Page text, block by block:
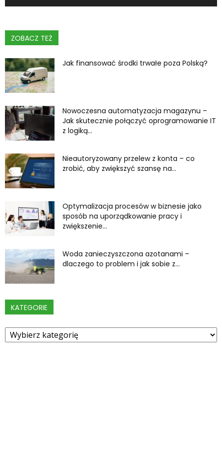
ZOBACZ TEŻ
Jak finansować środki trwałe poza Polską?
Nowoczesna automatyzacja magazynu –
Jak skutecznie połączyć oprogramowanie IT
z logiką...
Nieautoryzowany przelew z konta – co
zrobić, aby zwiększyć szansę na...
Optymalizacja procesów w biznesie jako
sposób na uporządkowanie pracy i
zwiększenie...
Woda zanieczyszczona azotanami –
dlaczego to problem i jak sobie z...
KATEGORIE
Kategorie